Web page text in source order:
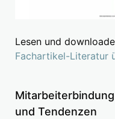
Lesen und
Fachartikel-Literatur
und Tendenzen